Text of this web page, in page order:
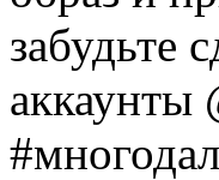
забудьте
аккаунты